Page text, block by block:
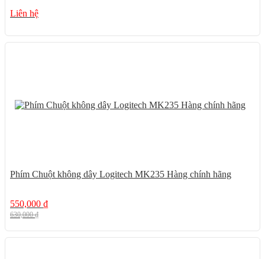
Liên hệ
Phím Chuột không dây Logitech MK235 Hàng chính hãng
550,000 ₫
630,000₫